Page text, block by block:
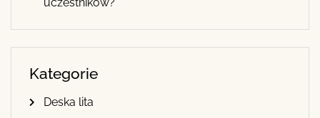
Kategorie
Deska lita